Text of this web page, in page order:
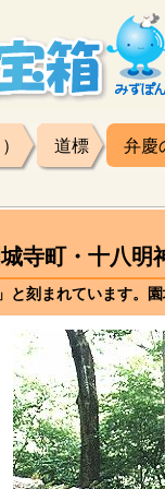
道標 弁慶
寺町・十八明
と刻まれています。